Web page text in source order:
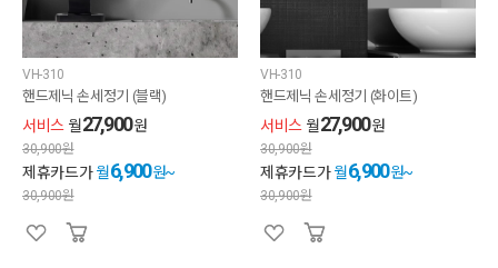
VH-310
핸드제닉 손세정기 (블랙)
서비스 월27,900원
30,900원
제휴카드가 월6,900원~
30,900원
VH-310
핸드제닉 손세정기 (화이트)
서비스 월27,900원
30,900원
제휴카드가 월6,900원~
30,900원